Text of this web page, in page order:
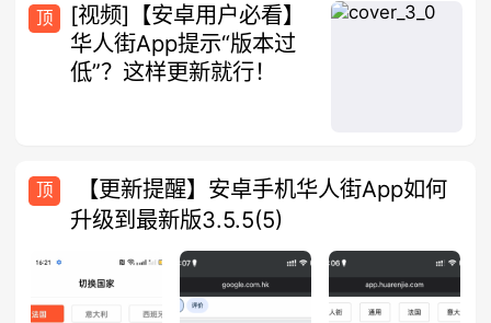
顶
[视频]【安卓用户必看】
华人街App提示“版本过
低”？这样更新就行！
顶
【更新提醒】安卓手机华人街App如何
升级到最新版3.5.5(5)